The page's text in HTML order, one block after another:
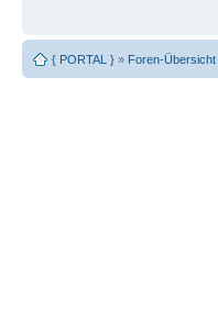
{ PORTAL } » Foren-Übersicht